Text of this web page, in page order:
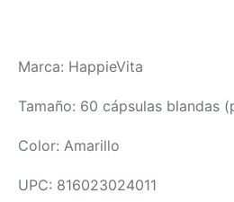
Marca: HappieVita
Tamaño: 60 cápsulas blandas
Color: Amarillo
UPC: 816023024011